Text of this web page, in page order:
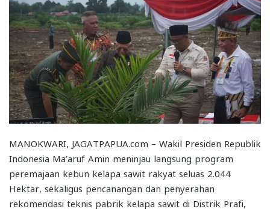
MANOKWARI, JAGATPAPUA.com – Wakil Presiden Republik
Indonesia Ma’aruf Amin meninjau langsung program
peremajaan kebun kelapa sawit rakyat seluas 2.044
Hektar, sekaligus pencanangan dan penyerahan
rekomendasi teknis pabrik kelapa sawit di Distrik Prafi,